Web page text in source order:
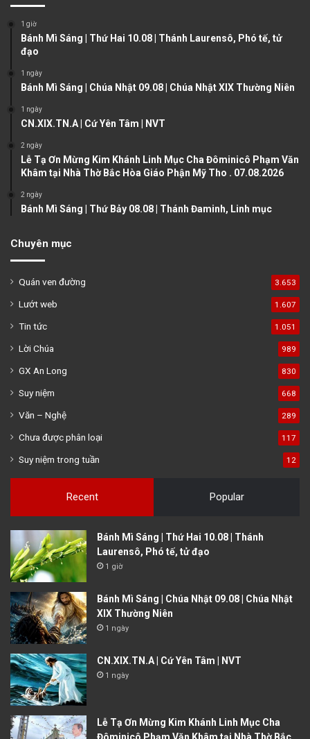
u
g
1 giờ
Bánh Mì Sáng | Thứ Hai 10.08 | Thánh Laurensô, Phó tế, tử
đạo
1 ngày
Bánh Mì Sáng | Chúa Nhật 09.08 | Chúa Nhật XIX Thường Niên
1 ngày
CN.XIX.TN.A | Cứ Yên Tâm | NVT
2 ngày
Lễ Tạ Ơn Mừng Kim Khánh Linh Mục Cha Đôminicô Phạm Văn
Khâm tại Nhà Thờ Bắc Hòa Giáo Phận Mỹ Tho . 07.08.2026
2 ngày
Bánh Mì Sáng | Thứ Bảy 08.08 | Thánh Đaminh, Linh mục
Chuyên mục
Quán ven đường 3.653
Lướt web 1.607
Tin tức 1.051
Lời Chúa 989
GX An Long 830
Suy niệm 668
Văn – Nghệ 289
Chưa được phân loại 117
Suy niệm trong tuần 12
Recent Popular
Bánh Mì Sáng | Thứ Hai 10.08 | Thánh
Laurensô, Phó tế, tử đạo
1 giờ
Bánh Mì Sáng | Chúa Nhật 09.08 | Chúa Nhật
XIX Thường Niên
1 ngày
CN.XIX.TN.A | Cứ Yên Tâm | NVT
1 ngày
Lễ Tạ Ơn Mừng Kim Khánh Linh Mục Cha